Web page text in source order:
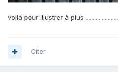
voilà pour illustrer à plus
Citer